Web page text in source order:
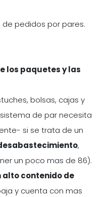
pedidos por pares.
los paquetes y las
bolsas, cajas y
sistema de par necesita
si se trata de un
,
un poco mas de 86).
contenido de
y cuenta con mas